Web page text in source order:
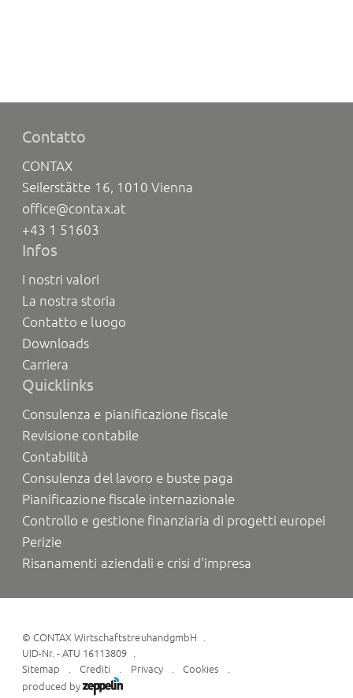
Contatto
CONTAX
Seilerstätte 16, 1010 Vienna
office@contax.at
+43 1 51603
Infos
I nostri valori
La nostra storia
Contatto e luogo
Downloads
Carriera
Quicklinks
Consulenza e pianificazione fiscale
Revisione contabile
Contabilità
Consulenza del lavoro e buste paga
Pianificazione fiscale internazionale
Controllo e gestione finanziaria di progetti europei
Perizie
Risanamenti aziendali e crisi d'impresa
©CONTAX WirtschaftstreuhandgmbH
UID-Nr. - ATU 16113809
Sitemap
Crediti Privacy
Cookies
produced by